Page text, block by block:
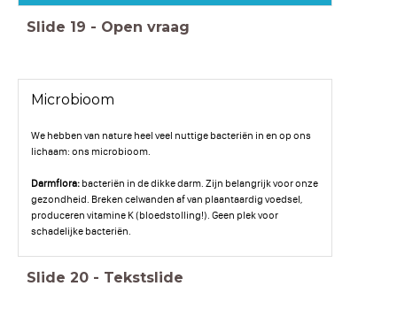
Slide 19 - Open vraag
Microbioom
We hebben van nature heel veel nuttige bacteriën in en op ons
lichaam: ons microbioom.
Darmflora:bacteriën in de dikke darm. Zijn belangrijk voor onze
gezondheid. Breken celwanden af van plaantaardig voedsel,
produceren vitamine K (bloedstolling!). Geen plek voor
schadelijke bacteriën.
Slide 20 - Tekstslide